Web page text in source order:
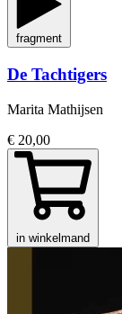
fragment
De Tachtigers
Marita Mathijsen
€ 20,00
in winkelmand